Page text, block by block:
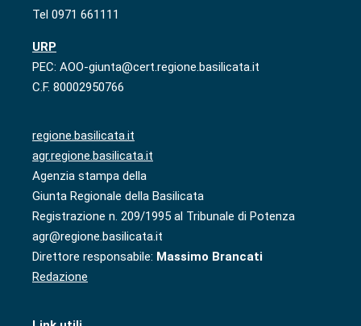
Tel 0971 661111
URP
PEC: AOO-giunta@cert.regione.basilicata.it
C.F. 80002950766
regione.basilicata.it
agr.regione.basilicata.it
Agenzia stampa della
Giunta Regionale della Basilicata
Registrazione n. 209/1995 al Tribunale di Potenza
agr@regione.basilicata.it
Direttore responsabile: Massimo Brancati
Redazione